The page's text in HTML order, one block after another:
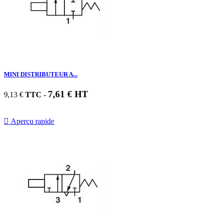
MINI DISTRIBUTEUR A...
9,13 € TTC - 7,61 € HT
 Aperçu rapide